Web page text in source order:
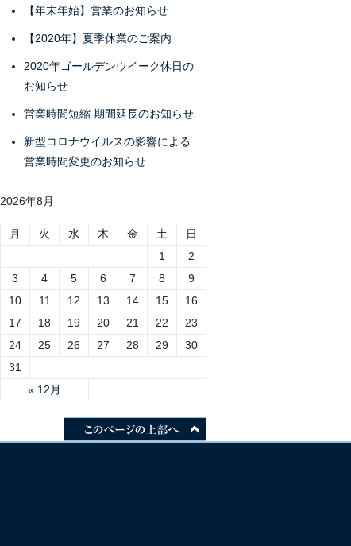
【年末年始】営業のお知らせ
【2020年】夏季休業のご案内
2020年ゴールデンウイーク休日の
お知らせ
営業時間短縮 期間延長のお知らせ
新型コロナウイルスの影響による
営業時間変更のお知らせ
2026年8月
月 火 水 木 金 土 日
« 12月
1
2
3
4 5 6 7 8
9
10
11 12 13 14 15
16
17
18 19 20 21 22
23
24
25 26 27 28 29
30
31